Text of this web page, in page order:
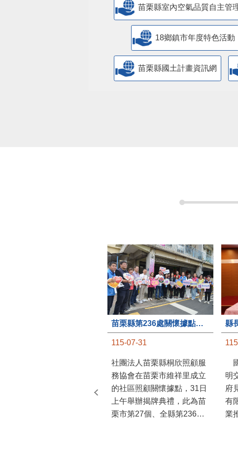
苗栗縣室內空氣品質自主管
18鄉鎮市年度特色活動
苗栗縣國土計畫資訊網
苗栗縣第236處關懷據點在苗栗市維祥里揭牌
115-07-31
社團法人苗栗縣桐欣照顧服
務協會在苗栗市維祥里成立
的社區照顧關懷據點，31日
上午舉辦揭牌典禮，此為苗
栗市第27個、全縣第236處
明
府
有
業